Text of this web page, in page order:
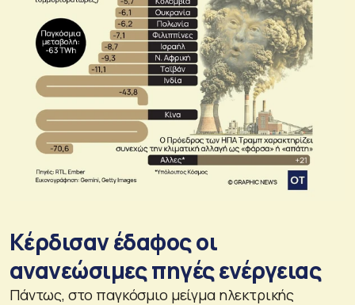
Κέρδισαν έδαφος οι
ανανεώσιμες πηγές ενέργειας
Πάντως, στο παγκόσμιο μείγμα ηλεκτρικής